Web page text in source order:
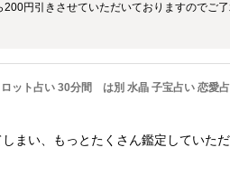
円引きさせていただいておりますのでご
ット占い 30分間 は別 水晶 子宝占い 恋愛
まい、もっとたくさん鑑定していた